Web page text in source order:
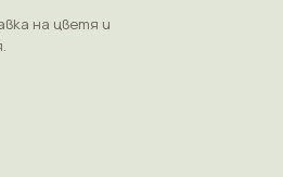
на цветя и